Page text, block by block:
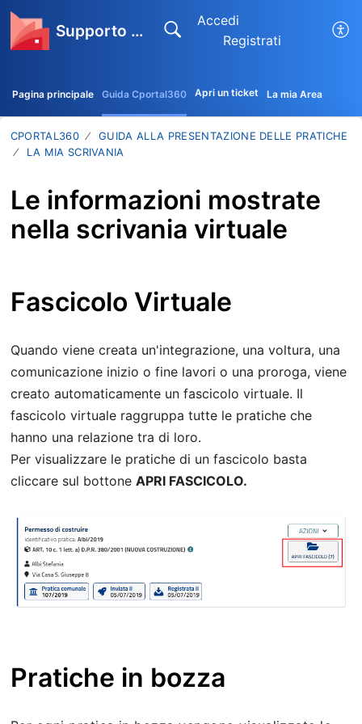
Supporto CPortal360
Accedi
Registrati
Pagina principale Guida Cportal360 Apri un ticket La mia Area
CPORTAL360
GUIDA ALLA PRESENTAZIONE DELLE PRATICHE
LA MIA SCRIVANIA
Le informazioni mostrate
nella scrivania virtuale
Fascicolo Virtuale
Quando viene creata un'integrazione, una voltura, una
comunicazione inizio o fine lavori o una proroga, viene
creato automaticamente un fascicolo virtuale. Il
fascicolo virtuale raggruppa tutte le pratiche che
hanno una relazione tra di loro.
Per visualizzare le pratiche di un fascicolo basta
cliccare sul bottone APRI FASCICOLO.
Pratiche in bozza